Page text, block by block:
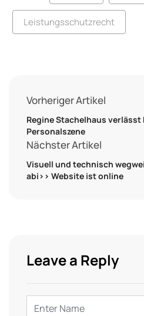
Leistungsschutzrecht
Vorheriger Artikel
Regine Stachelhaus verlässt
Personalszene
Nächster Artikel
Visuell und technisch
abi>> Website ist online
Leave a Reply